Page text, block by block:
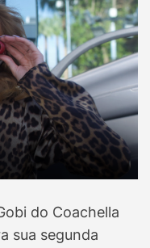
do Coachella
sua segunda